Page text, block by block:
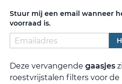
Stuur mij een email wanneer
voorraad is.
Deze vervangende gaasjes
roestvrijstalen filters voor
gallerij